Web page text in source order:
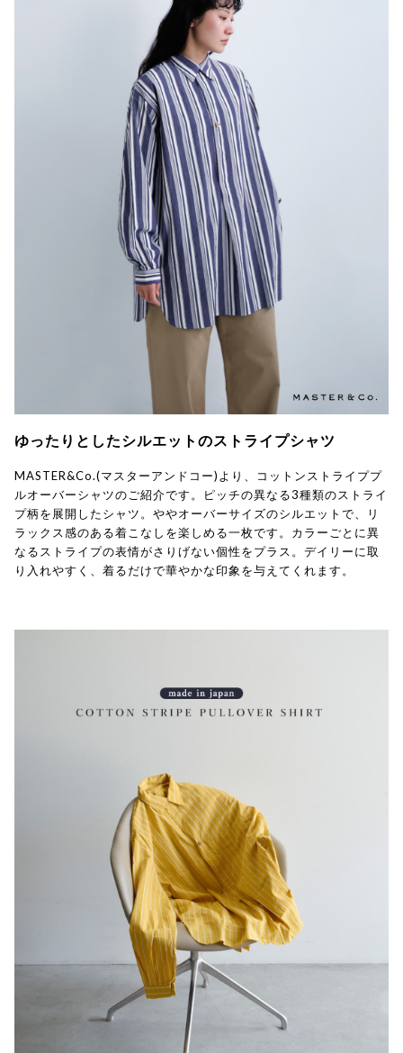
ゆったりとしたシルエットのストライプシャツ
MASTER&Co.(マスターアンドコー)より、コットンストライププ
ルオーバーシャツのご紹介です。ピッチの異なる3種類のストライ
プ柄を展開したシャツ。ややオーバーサイズのシルエットで、リ
ラックス感のある着こなしを楽しめる一枚です。カラーごとに異
なるストライプの表情がさりげない個性をプラス。デイリーに取
り入れやすく、着るだけで華やかな印象を与えてくれます。